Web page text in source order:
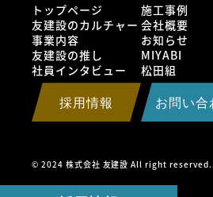
トップページ
友建設のカルチャー
事業内容
友建設の推し
社員インタビュー
採用情報
施工事例
会社概要
お知らせ
MIYABI
松田組
お問い合
© 2024 株式会社 友建設 All right reserved..